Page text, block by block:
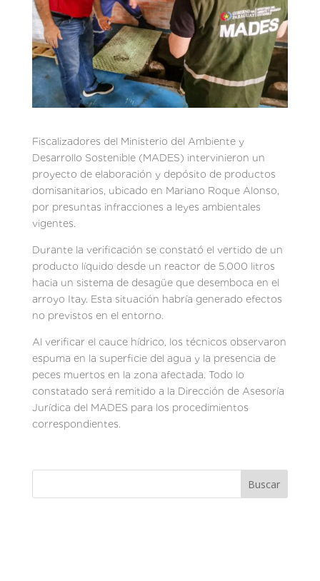
Fiscalizadores del Ministerio del Ambiente y
Desarrollo Sostenible (MADES) intervinieron un
proyecto de elaboración y depósito de productos
domisanitarios, ubicado en Mariano Roque Alonso,
por presuntas infracciones a leyes ambientales
vigentes.
Durante la verificación se constató el vertido de un
producto líquido desde un reactor de 5.000 litros
hacia un sistema de desagüe que desemboca en el
arroyo Itay. Esta situación habría generado efectos
no previstos en el entorno.
Al verificar el cauce hídrico, los técnicos observaron
espuma en la superficie del agua y la presencia de
peces muertos en la zona afectada. Todo lo
constatado será remitido a la Dirección de Asesoría
Jurídica del MADES para los procedimientos
correspondientes.
Buscar